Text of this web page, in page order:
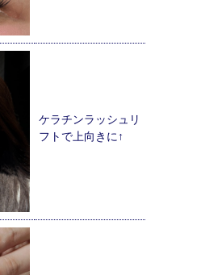
ケラチンラッシュリ
フトで上向きに↑